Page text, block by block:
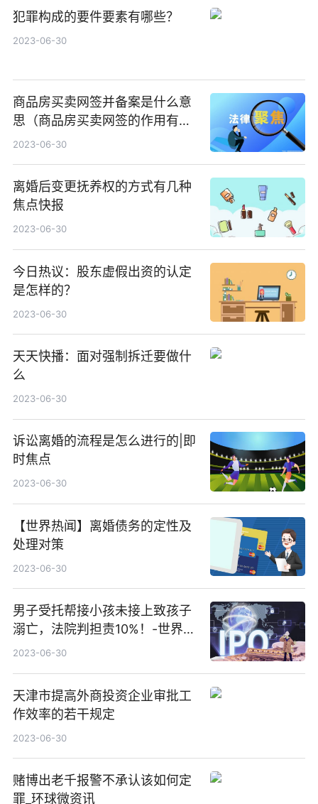
犯罪构成的要件要素有哪些？
2023-06-30
商品房买卖网签并备案是什么意
思（商品房买卖网签的作用有哪
些）|世界今头条
2023-06-30
离婚后变更抚养权的方式有几种
焦点快报
2023-06-30
今日热议：股东虚假出资的认定
是怎样的？
2023-06-30
天天快播：面对强制拆迁要做什
么
2023-06-30
诉讼离婚的流程是怎么进行的|即
时焦点
2023-06-30
【世界热闻】离婚债务的定性及
处理对策
2023-06-30
男子受托帮接小孩未接上致孩子
溺亡，法院判担责10%！-世界即
时看
2023-06-30
天津市提高外商投资企业审批工
作效率的若干规定
2023-06-30
赌博出老千报警不承认该如何定
罪_环球微资讯